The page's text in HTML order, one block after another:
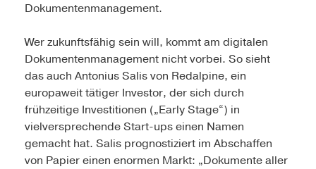
Dokumentenmanagement.
Wer zukunftsfähig sein will, kommt am digitalen
Dokumentenmanagement nicht vorbei. So sieht
das auch Antonius Salis von Redalpine, ein
europaweit tätiger Investor, der sich durch
frühzeitige Investitionen („Early Stage“) in
vielversprechende Start-ups einen Namen
gemacht hat. Salis prognostiziert im Abschaffen
von Papier einen enormen Markt: „Dokumente aller